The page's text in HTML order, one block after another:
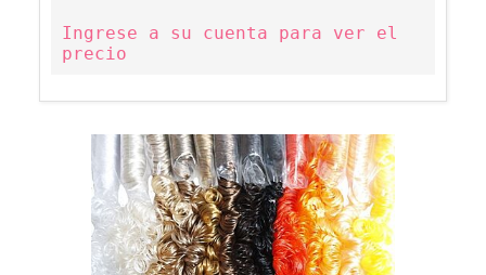
Ingrese a su cuenta para ver el
precio